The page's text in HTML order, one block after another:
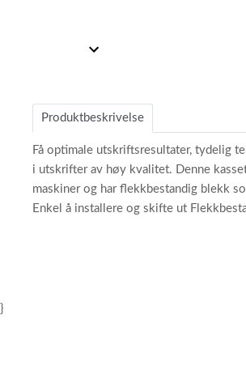
of
Produktbeskrivelse
Få optimale utskriftsresultater, tydelig
i utskrifter av høy kvalitet. Denne
maskiner og har flekkbestandig blekk
Enkel å installere og skifte ut
}